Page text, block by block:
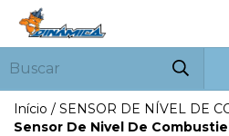
Início / SENSOR DE NÍVEL DE
Sensor De Nivel De